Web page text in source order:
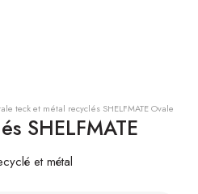
teck et métal recyclés SHELFMATE Ovale
SHELFMATE
et métal